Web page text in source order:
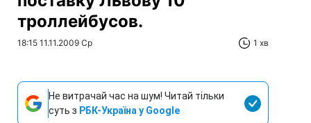
троллейбусов.
18:15 11.11.2009 Ср 1 хв
Не витрачай час на шум! Читай тільки
суть з РБК-Україна у Google